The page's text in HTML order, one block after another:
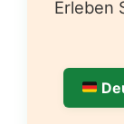
Erleben